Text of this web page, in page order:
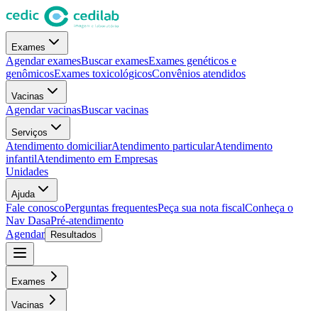
Exames
Agendar examesBuscar examesExames genéticos e
genômicosExames toxicológicosConvênios atendidos
Vacinas
Agendar vacinasBuscar vacinas
Serviços
Atendimento domiciliarAtendimento particularAtendimento
infantilAtendimento em Empresas
Unidades
Ajuda
Fale conoscoPerguntas frequentesPeça sua nota fiscalConheça o
Nav DasaPré-atendimento
Agendar
Resultados
Exames
Vacinas